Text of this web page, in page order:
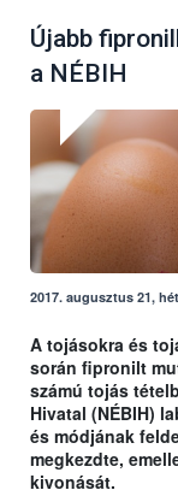
Újabb
a NÉBIH
2017. augusztus 21,
A tojásokra és
során fipronilt
számú tojás
Hivatal (NÉBIH)
és módjának
megkezdte,
kivonását.